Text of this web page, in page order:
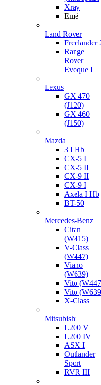
Xray
Ещё
Land Rover
Freelander
Range
Rover
Evoque I
Lexus
GX 470
(J120)
GX 460
(J150)
Mazda
3 I Hb
CX-5 I
CX-5 II
CX-9 II
CX-9 I
Axela I Hb
BT-50
Mercedes-Benz
Citan
(W415)
V-Class
(W447)
Viano
(W639)
Vito
Vito
X-Class
Mitsubishi
L200 V
L200 IV
ASX I
Outlander
Sport
RVR III